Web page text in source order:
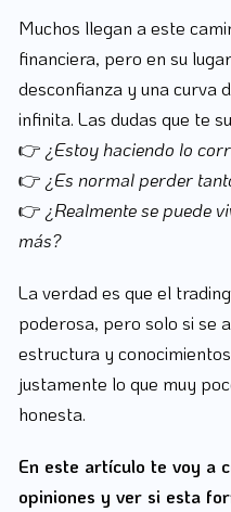
Muchos llegan a este
financiera, pero en su
desconfianza y una curva
infinita. Las dudas que te
👉 ¿Estoy haciendo lo
👉 ¿Es normal perder
👉 ¿Realmente se puede
más?
La verdad es que el
poderosa, pero solo si se
estructura y
justamente lo que muy
honesta.
En este artículo te voy a
opiniones y ver si esta